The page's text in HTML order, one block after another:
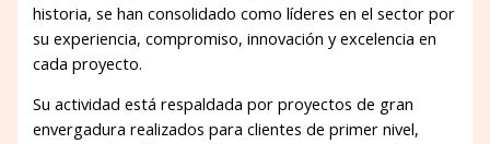
historia, se han consolidado como líderes en el sector por
su experiencia, compromiso, innovación y excelencia en
cada proyecto.
Su actividad está respaldada por proyectos de gran
envergadura realizados para clientes de primer nivel,